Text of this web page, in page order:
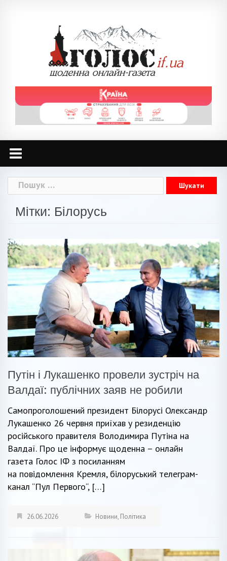
Пошук:
Мітки: Білорусь
Путін і Лукашенко провели зустріч на
Валдаї: публічних заяв не робили
Самопроголошений президент Білорусі Олександр
Лукашенко 26 червня приїхав у резиденцію
російського правителя Володимира Путіна на
Валдаї. Про це інформує щоденна – онлайн
газета Голос ІФ з посиланням
на повідомлення Кремля, білоруський телеграм-
канал “Пул Первого“, […]
26.06.2026 Новини, Політика